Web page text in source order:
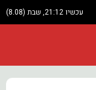
עכשיו 21:12, שבת (8.08)